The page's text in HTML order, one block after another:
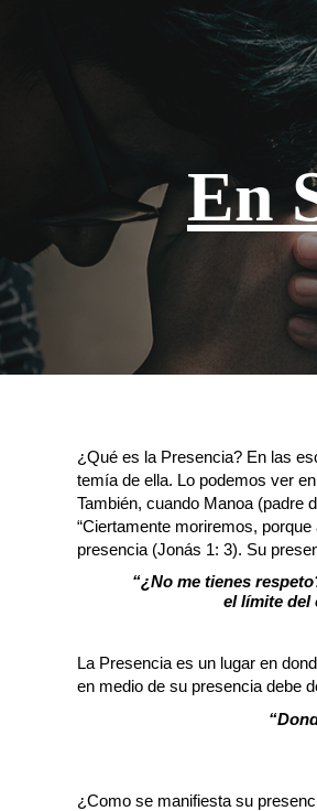
En
¿Qué es la Presencia? En las
temía de ella. Lo podemos ver
También, cuando Manoa (padre
“Ciertamente moriremos,
presencia (Jonás 1: 3). Su
“¿No me tienes
el límite del
La Presencia es un lugar en
en medio de su presencia debe
¿Como se manifiesta su